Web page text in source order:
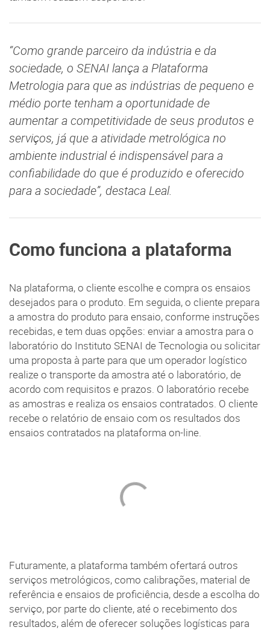
“Como grande parceiro da indústria e da
sociedade, o SENAI lança a Plataforma
Metrologia para que as indústrias de pequeno e
médio porte tenham a oportunidade de
aumentar a competitividade de seus produtos e
serviços, já que a atividade metrológica no
ambiente industrial é indispensável para a
confiabilidade do que é produzido e oferecido
para a sociedade”, destaca Leal.
Como funciona a plataforma
Na plataforma, o cliente escolhe e compra os ensaios
desejados para o produto. Em seguida, o cliente prepara
a amostra do produto para ensaio, conforme instruções
recebidas, e tem duas opções: enviar a amostra para o
laboratório do Instituto SENAI de Tecnologia ou solicitar
uma proposta à parte para que um operador logístico
realize o transporte da amostra até o laboratório, de
acordo com requisitos e prazos. O laboratório recebe
as amostras e realiza os ensaios contratados. O cliente
recebe o relatório de ensaio com os resultados dos
ensaios contratados na plataforma on-line.
Futuramente, a plataforma também ofertará outros
serviços metrológicos, como calibrações, material de
referência e ensaios de proficiência, desde a escolha do
serviço, por parte do cliente, até o recebimento dos
resultados, além de oferecer soluções logísticas para